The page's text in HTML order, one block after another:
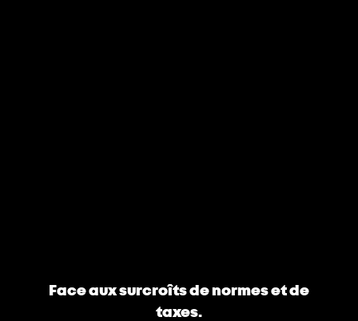
Face aux surcroîts de normes et de
taxes.